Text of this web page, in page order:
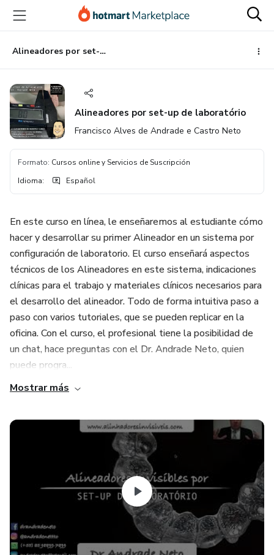
principal
página
de
página
Alineadores por set-up de laboratório
Alineadores por set-up de laboratório
Francisco Alves de Andrade e Castro Neto
Formato: Cursos online y Servicios de Suscripción
Idioma: Español
En este curso en línea, le enseñaremos al estudiante cómo
hacer y desarrollar su primer Alineador en un sistema por
configuración de laboratorio. El curso enseñará aspectos
técnicos de los Alineadores en este sistema, indicaciones
clínicas para el trabajo y materiales clínicos necesarios para
el desarrollo del alineador. Todo de forma intuitiva paso a
paso con varios tutoriales, que se pueden replicar en la
oficina. Con el curso, el profesional tiene la posibilidad de
un chat, hace preguntas con el Dr. Andrade Neto, quien
puede progra...
Mostrar más